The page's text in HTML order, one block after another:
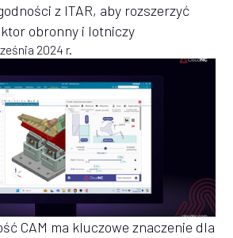
z ITAR, aby rozszerzyć
obronny i lotniczy
2024 r.
CAM ma kluczowe znaczenie dla